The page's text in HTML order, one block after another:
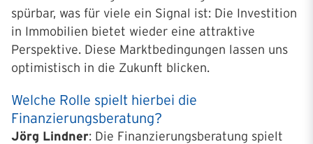
spürbar, was für viele ein Signal ist: Die Investition
in Immobilien bietet wieder eine attraktive
Perspektive. Diese Marktbedingungen lassen uns
optimistisch in die Zukunft blicken.
Welche Rolle spielt hierbei die
Finanzierungsberatung?
Jörg Lindner: Die Finanzierungsberatung spielt